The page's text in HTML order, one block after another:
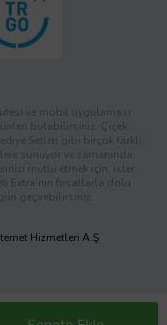
ve mobil uygulaması
bulabilirsiniz. Çiçek,
Setleri gibi birçok farklı
sunuyor ve zamanında
mutlu etmek için, ister
Extra’nın fırsatlarla dolu
geçirebilirsiniz.
Hizmetleri A.Ş